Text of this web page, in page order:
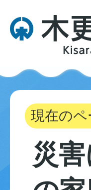
現在のペ
災